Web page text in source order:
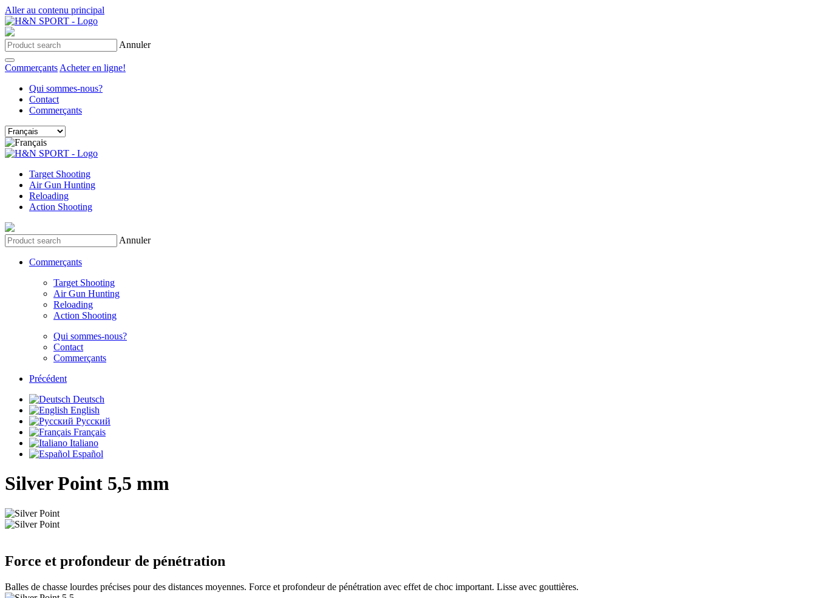
Aller au contenu principal
Annuler
Commerçants Acheter en ligne!
Qui sommes-nous?
Contact
Commerçants
Target Shooting
Air Gun Hunting
Reloading
Action Shooting
Annuler
Commerçants
Target Shooting
Air Gun Hunting
Reloading
Action Shooting
Qui sommes-nous?
Contact
Commerçants
Précédent
Deutsch
English
Русский
Français
Italiano
Español
Silver Point 5,5 mm
Force et profondeur de pénétration
Balles de chasse lourdes précises pour des distances moyennes. Force et profondeur de pénétration avec effet de choc important. Lisse avec gouttières.